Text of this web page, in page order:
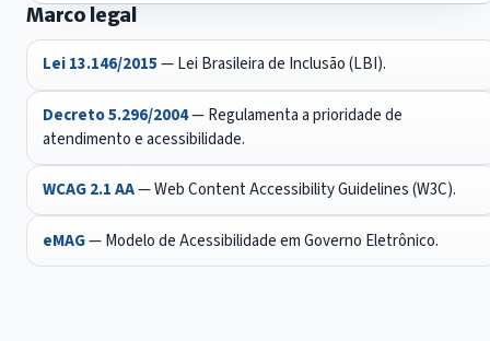
Marco legal
Lei 13.146/2015— Lei Brasileira de Inclusão (LBI).
Decreto 5.296/2004— Regulamenta a prioridade de
atendimento e acessibilidade.
WCAG 2.1 AA— Web Content Accessibility Guidelines (W3C).
eMAG— Modelo de Acessibilidade em Governo Eletrônico.